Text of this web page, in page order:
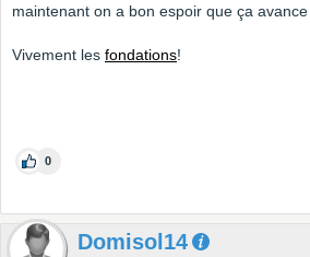
maintenant on a bon espoir que ça
Vivement les fondations!
0
Domisol14